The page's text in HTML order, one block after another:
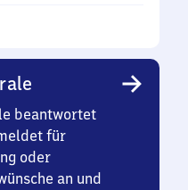
beantwortet
für
oder
an und